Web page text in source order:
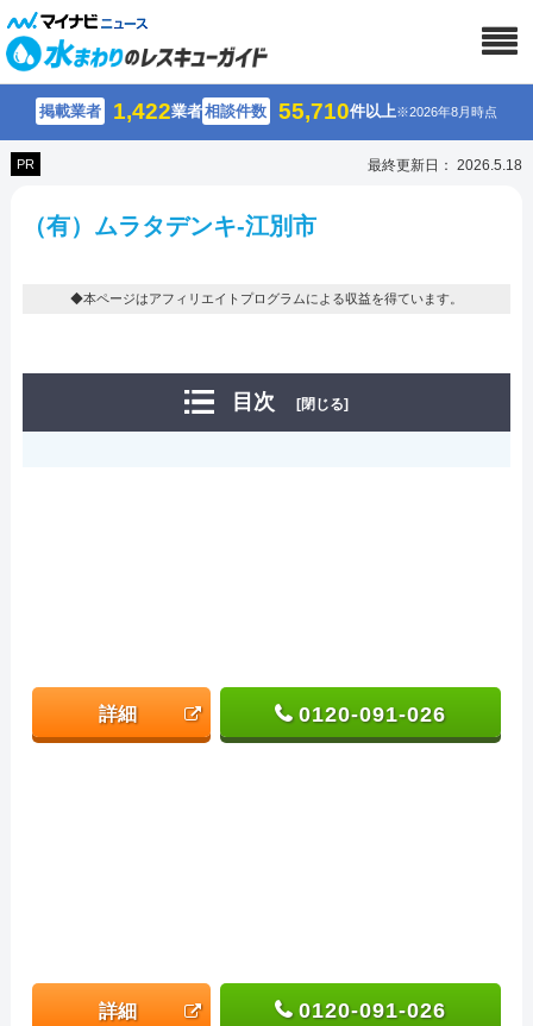
掲載業者 1,422業者相談件数 55,710件以上※2026年8月時点
PR 最終更新日： 2026.5.18
（有）ムラタデンキ-江別市
◆本ページはアフィリエイトプログラムによる収益を得ています。
目次 [閉じる]
詳細 0120-091-026
詳細 0120-091-026